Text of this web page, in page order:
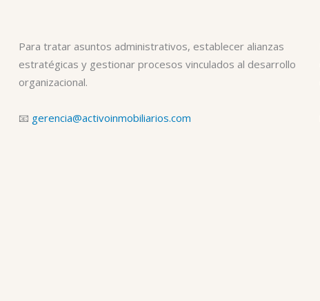
Para tratar asuntos administrativos, establecer alianzas
estratégicas y gestionar procesos vinculados al desarrollo
organizacional.
📧 gerencia@activoinmobiliarios.com